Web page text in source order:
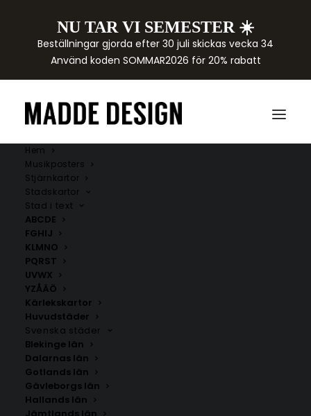
NU TAR VI SEMESTER ☀️
Beställningar gjorda efter 30 juli skickas vecka 34
Använd koden SOMMAR2026 för 20% rabatt
Hem
Musikposters
Stjärnkartor
Stadskartor
Stad i text
ABCDE
FGHIJ
KLMNO
PQRST
UVWX
YZÅÄÖ
Kärlekskartor
Huvudstäder
Svenska städer
Blekinge län
Dalarnas län
Gotlands län
Gävleborgs län
Hallands län
HÅKAN HELLSTRÖM
Köp stilrena
Design med hans mest spelade låtar och ikoniska
Våra posters är tryckta på papper av hög kvalitet och
passar perfekt för att skapa en personlig och